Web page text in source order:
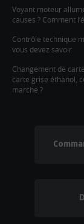
Voyant moteur
causes ? Comment
Contrôle technique
vous devez savoir
Changement de
carte grise éthanol,
marche ?